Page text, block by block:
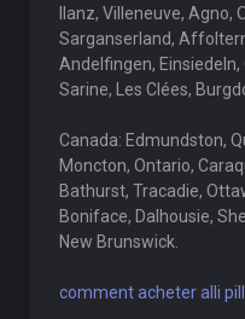
Ilanz, Villeneuve, Agno,
Sarganserland,
Andelfingen,
Sarine, Les Clées,
Canada: Edmundston,
Moncton, Ontario,
Bathurst, Tracadie,
Boniface, Dalhousie,
New Brunswick.
comment acheter alli